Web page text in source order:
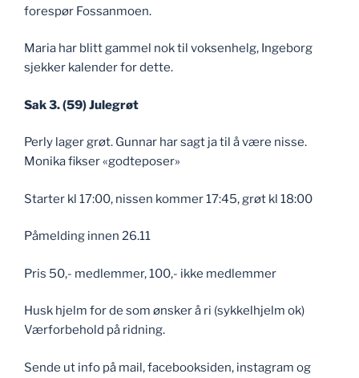
forespør Fossanmoen.
Maria har blitt gammel nok til voksenhelg, Ingeborg
sjekker kalender for dette.
Sak 3. (59) Julegrøt
Perly lager grøt. Gunnar har sagt ja til å være nisse.
Monika fikser «godteposer»
Starter kl 17:00, nissen kommer 17:45, grøt kl 18:00
Påmelding innen 26.11
Pris 50,- medlemmer, 100,- ikke medlemmer
Husk hjelm for de som ønsker å ri (sykkelhjelm ok)
Værforbehold på ridning.
Sende ut info på mail, facebooksiden, instagram og